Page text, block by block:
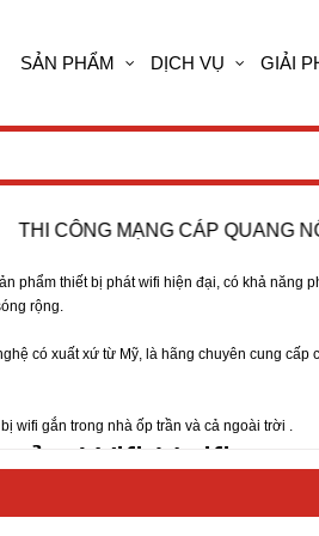
SẢN PHẨM DỊCH VỤ GIẢI
CÔNG MẠNG CÁP QUANG NỘI
phẩm thiết bị phát wifi hiện đại, có khả năng
rộng.
có xuất xứ từ Mỹ, là hãng chuyên cung cấp
wifi gắn trong nhà ốp trần và cả ngoài trời .
Wifi Unifi